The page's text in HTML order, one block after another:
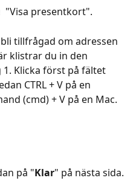
"Visa presentkort".
tillfrågad om adressen
klistrar du in den
Klicka först på fältet
CTRL + V på en
(cmd) + V på en Mac.
på "Klar" på nästa sida.